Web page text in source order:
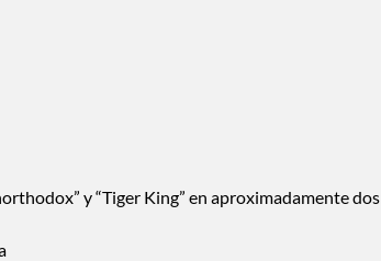
y “Tiger King” en aproximadamente dos